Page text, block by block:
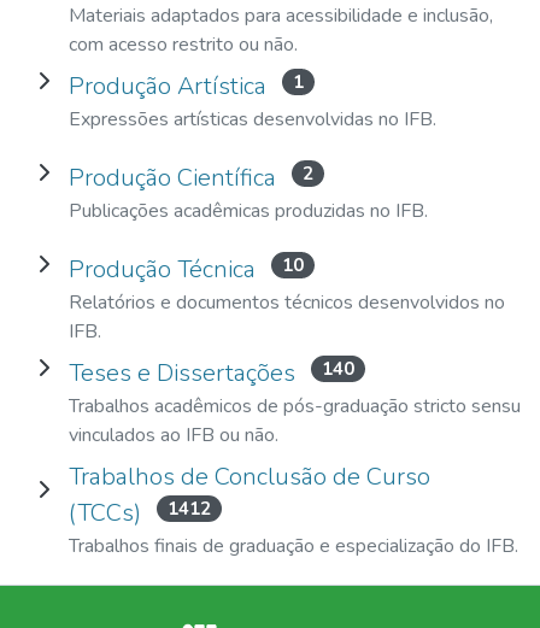
Materiais adaptados para acessibilidade e inclusão,
com acesso restrito ou não.
Expand Produção Artística
Produção Artística 1
Expressões artísticas desenvolvidas no IFB.
Expand Produção Científica
Produção Científica 2
Publicações acadêmicas produzidas no IFB.
Expand Produção Técnica
Produção Técnica 10
Relatórios e documentos técnicos desenvolvidos no
IFB.
Expand Teses e Dissertações
Teses e Dissertações 140
Trabalhos acadêmicos de pós-graduação stricto sensu
vinculados ao IFB ou não.
Expand Trabalhos de Conclusão de Curso (TCCs)
Trabalhos de Conclusão de Curso
(TCCs)
1412
Trabalhos finais de graduação e especialização do IFB.